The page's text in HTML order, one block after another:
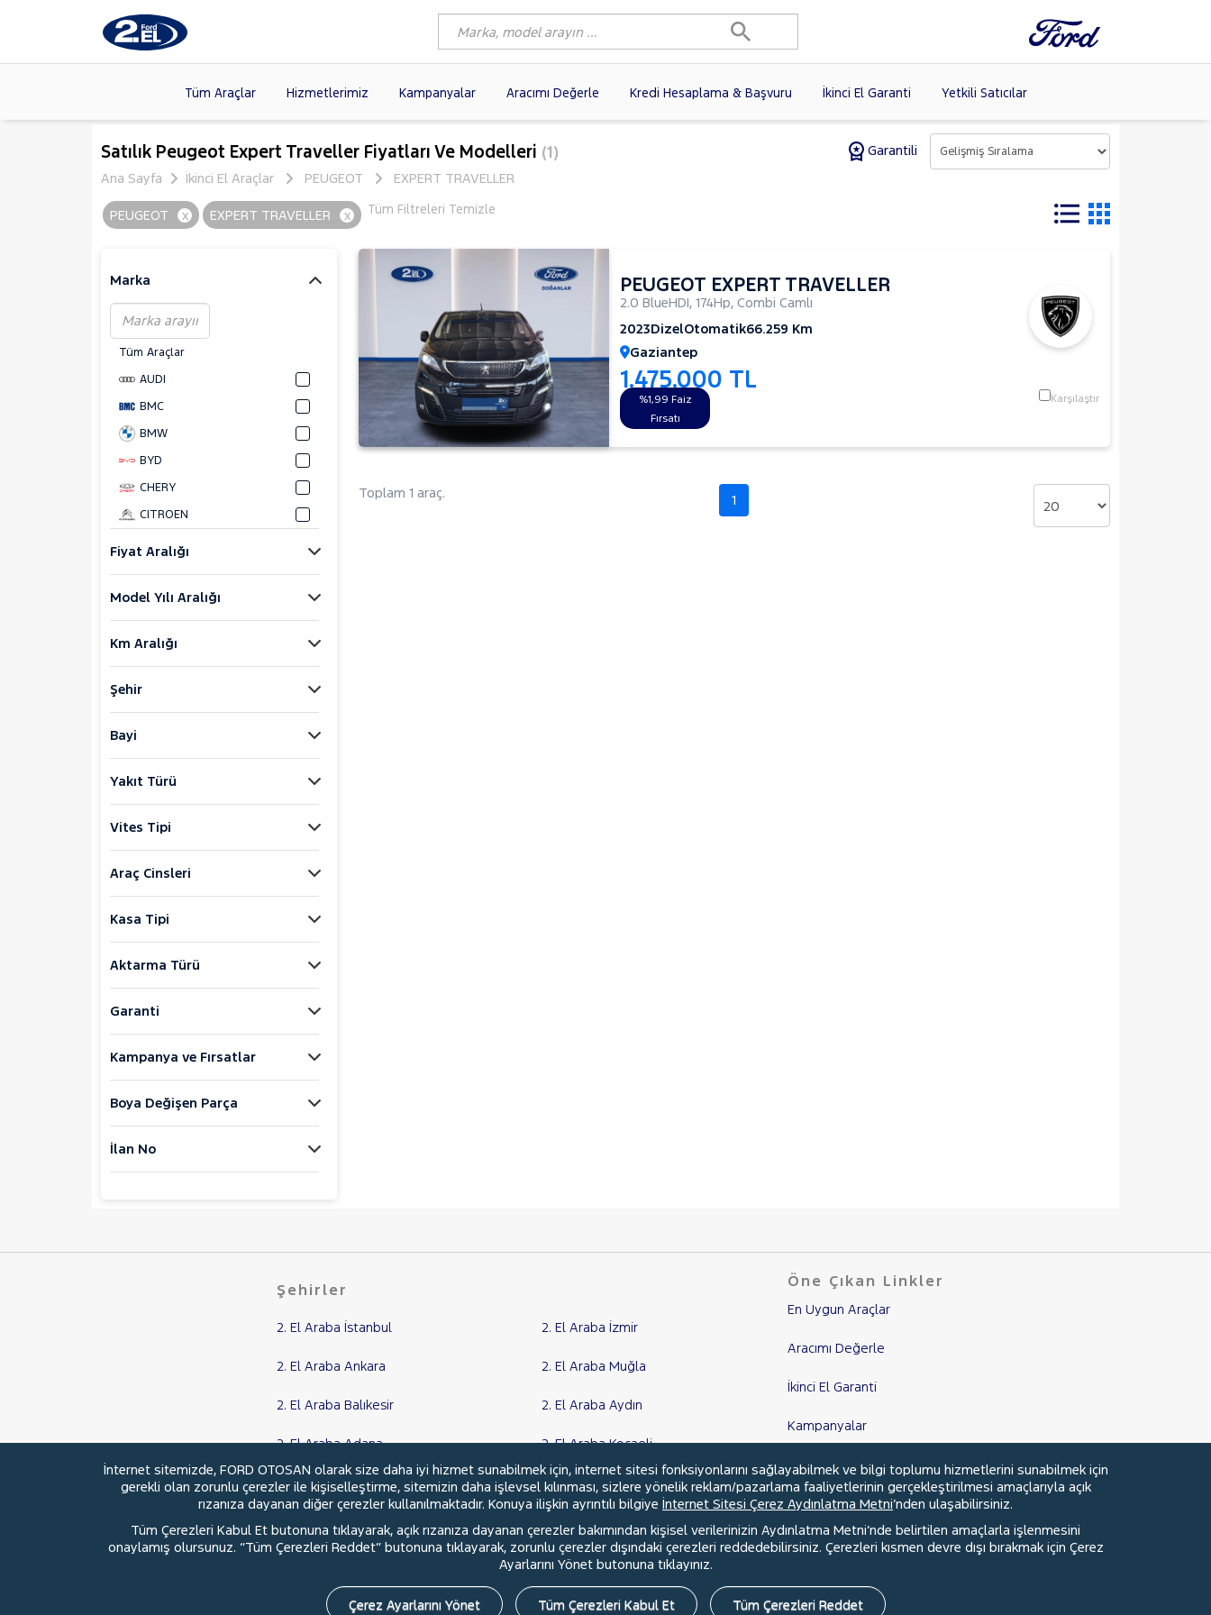
Tüm Araçlar Hizmetlerimiz Kampanyalar Aracımı Değerle Kredi Hesaplama & Başvuru İkinci El Garanti Yetkili Satıcılar
Markalar >
Modeller >
Kasalar >
FORD(879) FIAT(97)
VOLKSWAGEN(56)
HYUNDAI(19)
DACIA
SKODA
Satılık Peugeot Expert Traveller Fiyatları Ve Modelleri (1)
Garantili
Ana Sayfa
İkinci El Araçlar PEUGEOT EXPERT TRAVELLER
Tüm Filtreleri Temizle
PEUGEOT x EXPERT TRAVELLER x
Marka
Tüm Araçlar
AUDI
BMC
BMW
BYD
CHERY
CITROEN
DAIHATSU
FIAT
FORD
ISUZU
Iveco
KIA
LANCIA
MAN
MERCEDES-BENZ
MINI
NISSAN
OPEL
PEUGEOT
PARTNER
RENAULT
Fiyat Aralığı
Model Yılı Aralığı
Km Aralığı
Şehir
Bayi
Yakıt Türü
Vites Tipi
Araç Cinsleri
Kasa Tipi
Aktarma Türü
Garanti
Kampanya ve Fırsatlar
Boya Değişen Parça
İlan No
PEUGEOT EXPERT TRAVELLER
2.0 BlueHDI, 174Hp, Combi Camlı
2023DizelOtomatik66.259 Km
Gaziantep
1.475.000 TL
%1,99 Faiz
Fırsatı
Karşılaştır
Toplam 1 araç. 1
Şehirler
2. El Araba İstanbul 2. El Araba İzmir
2. El Araba Ankara 2. El Araba Muğla
2. El Araba Balıkesir 2. El Araba Aydın
2. El Araba Adana 2. El Araba Kocaeli
2. El Araba Samsun Tüm Şehirler
Öne Çıkan Linkler
En Uygun Araçlar
Aracımı Değerle
İkinci El Garanti
Kampanyalar
Kredi Hesaplama & Başvuru
© 2026 Ford Türkiye Hakkımızda Şartlar & Kişisel Verilerin Korunması Faydalı Bağlantılar Çerez Tercihleri
İnternet sitemizde, FORD OTOSAN olarak size daha iyi hizmet sunabilmek için, internet sitesi fonksiyonlarını sağlayabilmek ve bilgi toplumu hizmetlerini sunabilmek için
gerekli olan zorunlu çerezler ile kişiselleştirme, sitemizin daha işlevsel kılınması, sizlere yönelik reklam/pazarlama faaliyetlerinin gerçekleştirilmesi amaçlarıyla açık
rızanıza dayanan diğer çerezler kullanılmaktadır. Konuya ilişkin ayrıntılı bilgiye İnternet Sitesi Çerez Aydınlatma Metni’nden ulaşabilirsiniz.
Tüm Çerezleri Kabul Et butonuna tıklayarak, açık rızanıza dayanan çerezler bakımından kişisel verilerinizin Aydınlatma Metni’nde belirtilen amaçlarla işlenmesini
onaylamış olursunuz. “Tüm Çerezleri Reddet” butonuna tıklayarak, zorunlu çerezler dışındaki çerezleri reddedebilirsiniz. Çerezleri kısmen devre dışı bırakmak için Çerez
Ayarlarını Yönet butonuna tıklayınız.
Çerez Ayarlarını Yönet Tüm Çerezleri Kabul Et Tüm Çerezleri Reddet